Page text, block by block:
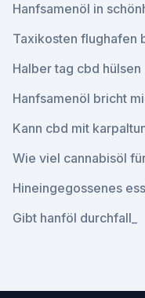
Hanfsamenöl in
Taxikosten flughafen
Halber tag cbd hülsen
Hanfsamenöl bricht
Kann cbd mit
Wie viel cannabisöl
Hineingegossenes
Gibt hanföl durchfall_